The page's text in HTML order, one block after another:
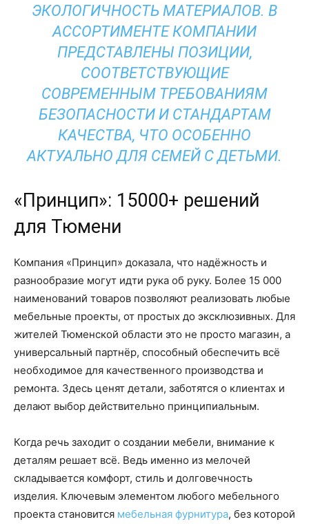
ЭКОЛОГИЧНОСТЬ МАТЕРИАЛОВ. В
АССОРТИМЕНТЕ КОМПАНИИ
ПРЕДСТАВЛЕНЫ ПОЗИЦИИ,
СООТВЕТСТВУЮЩИЕ
СОВРЕМЕННЫМ ТРЕБОВАНИЯМ
БЕЗОПАСНОСТИ И СТАНДАРТАМ
КАЧЕСТВА, ЧТО ОСОБЕННО
АКТУАЛЬНО ДЛЯ СЕМЕЙ С ДЕТЬМИ.
«Принцип»: 15000+ решений
для Тюмени
Компания «Принцип» доказала, что надёжность и
разнообразие могут идти рука об руку. Более 15 000
наименований товаров позволяют реализовать любые
мебельные проекты, от простых до эксклюзивных. Для
жителей Тюменской области это не просто магазин, а
универсальный партнёр, способный обеспечить всё
необходимое для качественного производства и
ремонта. Здесь ценят детали, заботятся о клиентах и
делают выбор действительно принципиальным.
Когда речь заходит о создании мебели, внимание к
деталям решает всё. Ведь именно из мелочей
складывается комфорт, стиль и долговечность
изделия. Ключевым элементом любого мебельного
проекта становится мебельная фурнитура, без которой